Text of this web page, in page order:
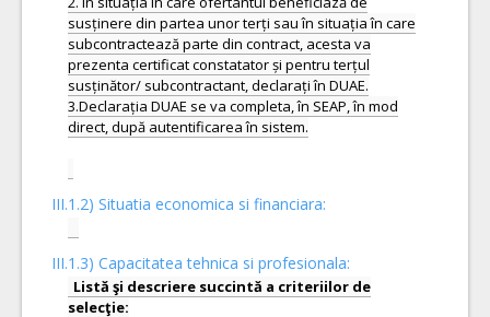
III.1.2) Situatia economica si financiara:
III.1.3) Capacitatea tehnica si profesionala:
Listă şi descriere succintă a criteriilor de